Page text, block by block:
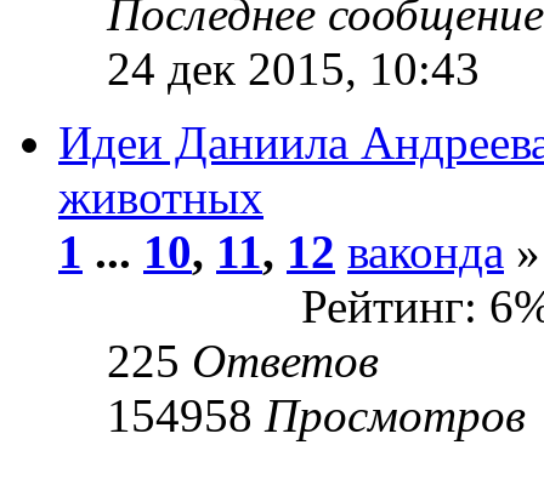
Последнее
24 дек 2015, 10:43
Идеи Даниила
животных
1 ... 10, 11, 12 ваконда
Рейтинг:
225 Ответов
154958 Просмотров